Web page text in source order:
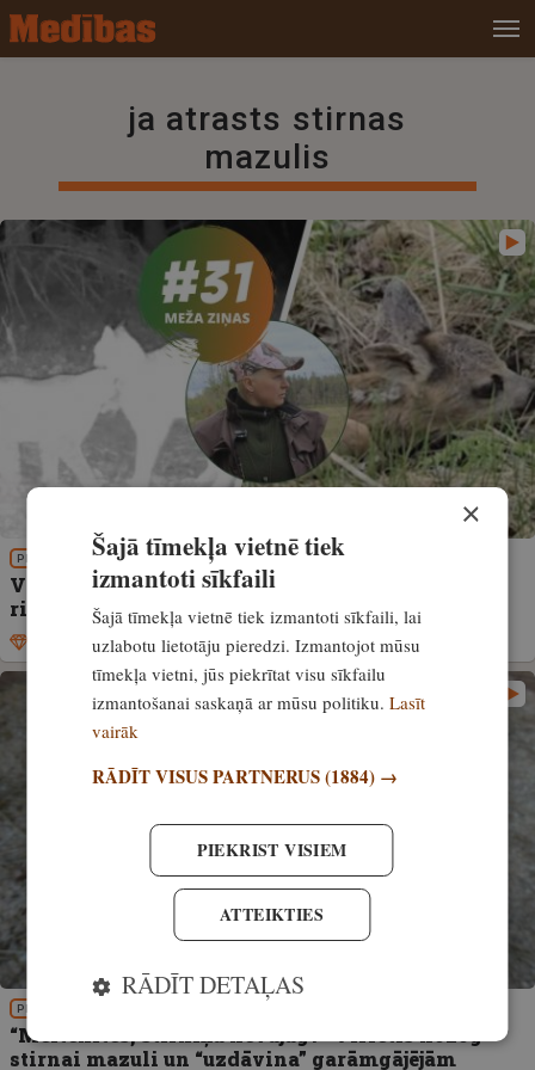
ja atrasts stirnas
mazulis
PIEREDZE
VIDEO! Lūšu mīlas deja, pamesti mazuļi un lāču
riesta laiks. Meža ziņas #31
Ekskluzīvi 8. maijs, 2026
PIEREDZE
“Meitenītes, stirniņu nevajag?” Vīrietis nozog
stirnai mazuli un “uzdāvina” garāmgājējām
×
Šajā tīmekļa vietnē tiek
izmantoti sīkfaili
Šajā tīmekļa vietnē tiek izmantoti sīkfaili, lai
uzlabotu lietotāju pieredzi. Izmantojot mūsu
tīmekļa vietni, jūs piekrītat visu sīkfailu
izmantošanai saskaņā ar mūsu politiku.Lasīt
vairāk
RĀDĪT VISUS PARTNERUS(1884) →
PIEKRIST VISIEM
ATTEIKTIES
RĀDĪT DETAĻAS